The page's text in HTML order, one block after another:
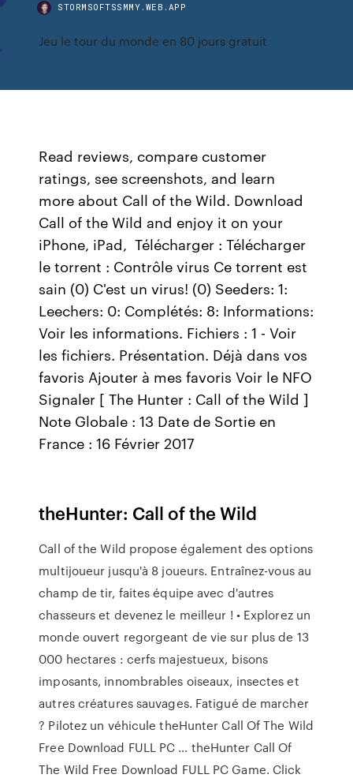
STORMSOFTSSMMY.WEB.APP
Jeu le tour du monde en 80 jours gratuit
Read reviews, compare customer
ratings, see screenshots, and learn
more about Call of the Wild. Download
Call of the Wild and enjoy it on your
iPhone, iPad, Télécharger : Télécharger
le torrent : Contrôle virus Ce torrent est
sain (0) C'est un virus! (0) Seeders: 1:
Leechers: 0: Complétés: 8: Informations:
Voir les informations. Fichiers : 1 - Voir
les fichiers. Présentation. Déjà dans vos
favoris Ajouter à mes favoris Voir le NFO
Signaler [ The Hunter : Call of the Wild ]
Note Globale : 13 Date de Sortie en
France : 16 Février 2017
theHunter: Call of the Wild
Call of the Wild propose également des options
multijoueur jusqu'à 8 joueurs. Entraînez-vous au
champ de tir, faites équipe avec d'autres
chasseurs et devenez le meilleur ! • Explorez un
monde ouvert regorgeant de vie sur plus de 13
000 hectares : cerfs majestueux, bisons
imposants, innombrables oiseaux, insectes et
autres créatures sauvages. Fatigué de marcher
? Pilotez un véhicule theHunter Call Of The Wild
Free Download FULL PC … theHunter Call Of
The Wild Free Download FULL PC Game. Click